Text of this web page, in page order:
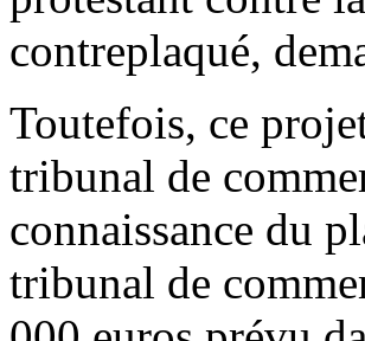
contreplaqué,
Toutefois, ce
tribunal de
connaissance du
tribunal de